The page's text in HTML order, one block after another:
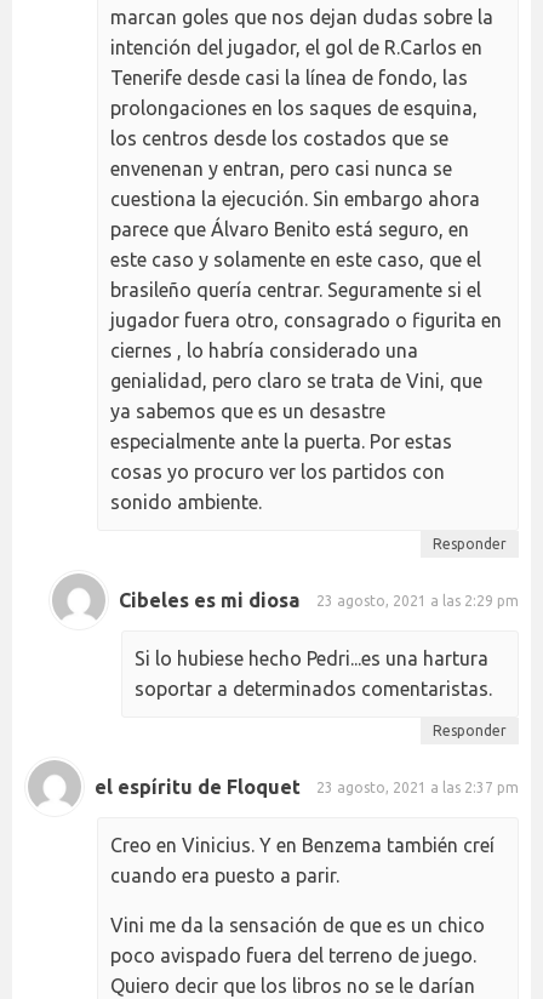
marcan goles que nos dejan dudas sobre la
intención del jugador, el gol de R.Carlos en
Tenerife desde casi la línea de fondo, las
prolongaciones en los saques de esquina,
los centros desde los costados que se
envenenan y entran, pero casi nunca se
cuestiona la ejecución. Sin embargo ahora
parece que Álvaro Benito está seguro, en
este caso y solamente en este caso, que el
brasileño quería centrar. Seguramente si el
jugador fuera otro, consagrado o figurita en
ciernes , lo habría considerado una
genialidad, pero claro se trata de Vini, que
ya sabemos que es un desastre
especialmente ante la puerta. Por estas
cosas yo procuro ver los partidos con
sonido ambiente.
Responder
Cibeles es mi diosa 23 agosto, 2021 a las 2:29 pm
Si lo hubiese hecho Pedri...es una hartura
soportar a determinados comentaristas.
Responder
el espíritu de Floquet 23 agosto, 2021 a las 2:37 pm
Creo en Vinicius. Y en Benzema también creí
cuando era puesto a parir.
Vini me da la sensación de que es un chico
poco avispado fuera del terreno de juego.
Quiero decir que los libros no se le darían